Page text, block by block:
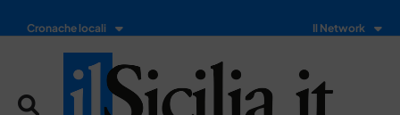
Cronache locali Il Network